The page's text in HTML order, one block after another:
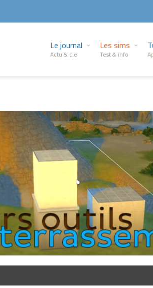
Le journal
Actu & cie
Les sims
Test & info